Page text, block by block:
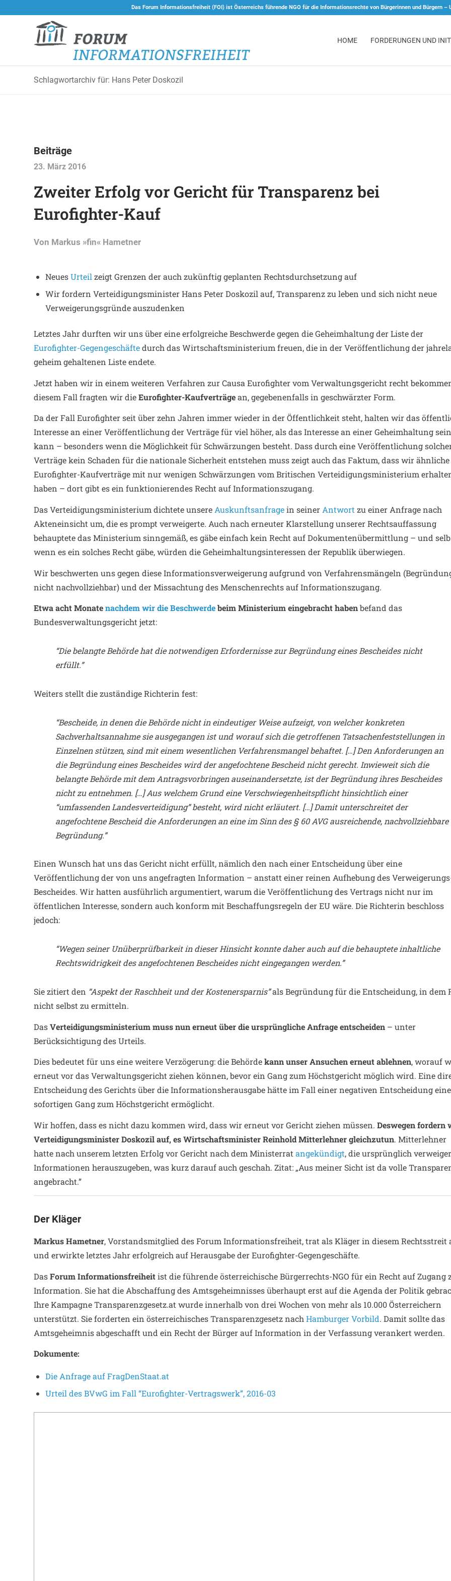
Das Forum Informationsfreiheit (FOI) ist Österreichs führende NGO für die Informationsrechte von Bürgerinnen und Bürgern –
HOME FORDERUNGEN UND
Schlagwortarchiv für: Hans Peter Doskozil
Beiträge
23. März 2016
Zweiter Erfolg vor Gericht für Transparenz bei
Eurofighter-Kauf
Von Markus »fin« Hametner
NeuesUrteilzeigt Grenzen der auch zukünftig geplanten Rechtsdurchsetzung auf
Wir fordern Verteidigungsminister Hans Peter Doskozil auf, Transparenz zu leben und sich nicht neue
Verweigerungsgründe auszudenken
Letztes Jahr durften wir uns über eine erfolgreiche Beschwerde gegen die Geheimhaltung der Liste der
Eurofighter-Gegengeschäftedurch das Wirtschaftsministerium freuen, die in der Veröffentlichung der
geheim gehaltenen Liste endete.
Jetzt haben wir in einem weiteren Verfahren zur Causa Eurofighter vom Verwaltungsgericht recht
diesem Fall fragten wir dieEurofighter-Kaufverträgean, gegebenenfalls in geschwärzter Form.
Da der Fall Eurofighter seit über zehn Jahren immer wieder in der Öffentlichkeit steht, halten wir das
Interesse an einer Veröffentlichung der Verträge für viel höher, als das Interesse an einer Geheimhaltung sein
kann – besonders wenn die Möglichkeit für Schwärzungen besteht. Dass durch eine Veröffentlichung
Verträge kein Schaden für die nationale Sicherheit entstehen muss zeigt auch das Faktum, dass wir ähnliche
Eurofighter-Kaufverträge mit nur wenigen Schwärzungen vom Britischen Verteidigungsministerium
haben – dort gibt es ein funktionierendes Recht auf Informationszugang.
Das Verteidigungsministerium dichtete unsere Auskunftsanfragein seiner Antwort zu einer Anfrage nach
Akteneinsicht um, die es prompt verweigerte. Auch nach erneuter Klarstellung unserer Rechtsauffassung
behauptete das Ministerium sinngemäß, es gäbe einfach kein Recht auf Dokumentenübermittlung – und
wenn es ein solches Recht gäbe, würden die Geheimhaltungsinteressen der Republik überwiegen.
Wir beschwerten uns gegen diese Informationsverweigerung aufgrund von Verfahrensmängeln
nicht nachvollziehbar) und der Missachtung des Menschenrechts auf Informationszugang.
Etwa acht Monatenachdem wir die Beschwerdebeim Ministerium eingebracht habenbefand das
Bundesverwaltungsgericht jetzt:
“Die belangte Behörde hat die notwendigen Erfordernisse zur Begründung eines Bescheides nicht
erfüllt.”
Weiters stellt die zuständige Richterin fest:
“Bescheide, in denen die Behörde nicht in eindeutiger Weise aufzeigt, von welcher konkreten
Sachverhaltsannahme sie ausgegangen ist und worauf sich die getroffenen Tatsachenfeststellungen in
Einzelnen stützen, sind mit einem wesentlichen Verfahrensmangel behaftet. […] Den Anforderungen an
die Begründung eines Bescheides wird der angefochtene Bescheid nicht gerecht. Inwieweit sich die
belangte Behörde mit dem Antragsvorbringen auseinandersetzte, ist der Begründung ihres Bescheides
nicht zu entnehmen. […] Aus welchem Grund eine Verschwiegenheitspflicht hinsichtlich einer
“umfassenden Landesverteidigung” besteht, wird nicht erläutert. […] Damit unterschreitet der
angefochtene Bescheid die Anforderungen an eine im Sinn des § 60 AVG ausreichende, nachvollziehbare
Begründung.”
Einen Wunsch hat uns das Gericht nicht erfüllt, nämlich den nach einer Entscheidung über eine
Veröffentlichung der von uns angefragten Information – anstatt einer reinen Aufhebung des
Bescheides. Wir hatten ausführlich argumentiert, warum die Veröffentlichung des Vertrags nicht nur im
öffentlichen Interesse, sondern auch konform mit Beschaffungsregeln der EU wäre. Die Richterin beschloss
jedoch:
“Wegen seiner Unüberprüfbarkeit in dieser Hinsicht konnte daher auch auf die behauptete inhaltliche
Rechtswidrigkeit des angefochtenen Bescheides nicht eingegangen werden.”
Sie zitiert den “Aspekt der Raschheit und der Kostenersparnis”als Begründung für die Entscheidung, in dem
nicht selbst zu ermitteln.
DasVerteidigungsministerium muss nun erneut über die ursprüngliche Anfrage entscheiden – unter
Berücksichtigung des Urteils.
Dies bedeutet für uns eine weitere Verzögerung: die Behördekann unser Ansuchen erneut ablehnen, worauf
erneut vor das Verwaltungsgericht ziehen können, bevor ein Gang zum Höchstgericht möglich wird. Eine
Entscheidung des Gerichts über die Informationsherausgabe hätte im Fall einer negativen Entscheidung
sofortigen Gang zum Höchstgericht ermöglicht.
Wir hoffen, dass es nicht dazu kommen wird, dass wir erneut vor Gericht ziehen müssen. Deswegen fordern
Verteidigungsminister Doskozil auf, es Wirtschaftsminister Reinhold Mitterlehner gleichzutun. Mitterlehner
hatte nach unserem letzten Erfolg vor Gericht nach dem Ministerrat angekündigt, die ursprünglich
Informationen herauszugeben, was kurz darauf auch geschah. Zitat: „Aus meiner Sicht ist da volle
angebracht.”
Der Kläger
Markus Hametner, Vorstandsmitglied des Forum Informationsfreiheit, trat als Kläger in diesem Rechtsstreit
und erwirkte letztes Jahr erfolgreich auf Herausgabe der Eurofighter-Gegengeschäfte.
DasForum Informationsfreiheitist die führende österreichische Bürgerrechts-NGO für ein Recht auf Zugang
Information. Sie hat die Abschaffung des Amtsgeheimnisses überhaupt erst auf die Agenda der Politik
Ihre Kampagne Transparenzgesetz.at wurde innerhalb von drei Wochen von mehr als 10.000 Österreichern
unterstützt. Sie forderten ein österreichisches Transparenzgesetz nach Hamburger Vorbild. Damit sollte das
Amtsgeheimnis abgeschafft und ein Recht der Bürger auf Information in der Verfassung verankert werden.
Dokumente:
Die Anfrage auf FragDenStaat.at
Urteil des BVwG im Fall “Eurofighter-Vertragswerk”, 2016-03